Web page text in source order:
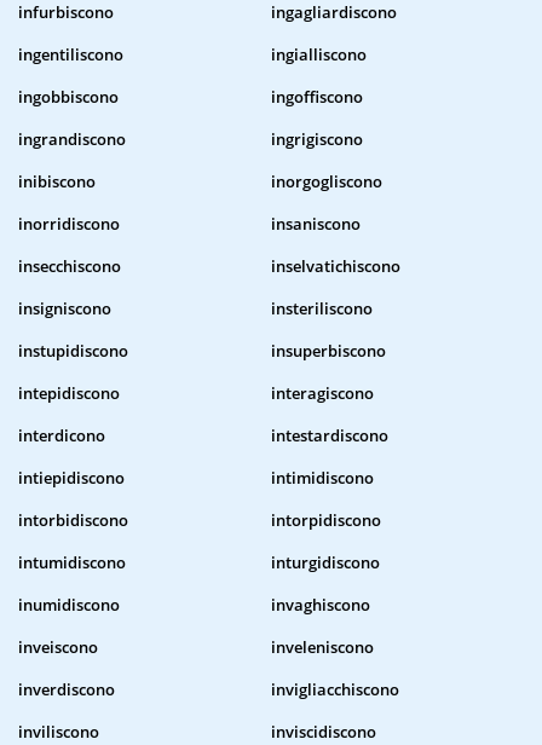
infurbiscono
ingagliardiscono
ingentiliscono
ingialliscono
ingobbiscono
ingoffiscono
ingrandiscono
ingrigiscono
inibiscono
inorgogliscono
inorridiscono
insaniscono
insecchiscono
inselvatichiscono
insigniscono
insteriliscono
instupidiscono
insuperbiscono
intepidiscono
interagiscono
interdicono
intestardiscono
intiepidiscono
intimidiscono
intorbidiscono
intorpidiscono
intumidiscono
inturgidiscono
inumidiscono
invaghiscono
inveiscono
inveleniscono
inverdiscono
invigliacchiscono
inviliscono
inviscidiscono